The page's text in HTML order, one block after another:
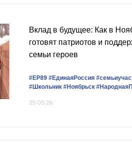
Вклад в будущее: Как в
готовят патриотов и
семьи героев
#ЕР89 #ЕдинаяРоссия
#Школьник #Ноябрьск
25.05.26